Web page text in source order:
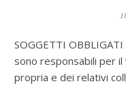
SOGGETTI
sono responsabili per
propria e dei relativi